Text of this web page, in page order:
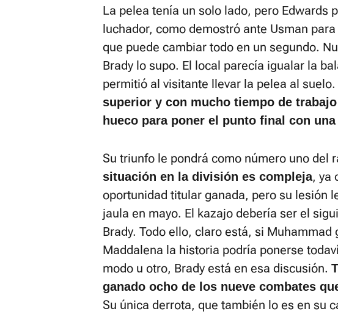
La pelea tenía un solo lado, pero Edwards
luchador, como demostró ante Usman
que puede cambiar todo en un segundo.
Brady lo supo. El local parecía igualar la
permitió al visitante llevar la pelea al suelo.
superior y con mucho tiempo de
hueco para poner el punto final con
Su triunfo le pondrá como número uno del
situación en la división es compleja, ya
oportunidad titular ganada, pero su lesión
jaula en mayo. El kazajo debería ser el
Brady. Todo ello, claro está, si Muhammad
Maddalena la historia podría ponerse
modo u otro, Brady está en esa discusión.
ganado ocho de los nueve combates
Su única derrota, que también lo es en su